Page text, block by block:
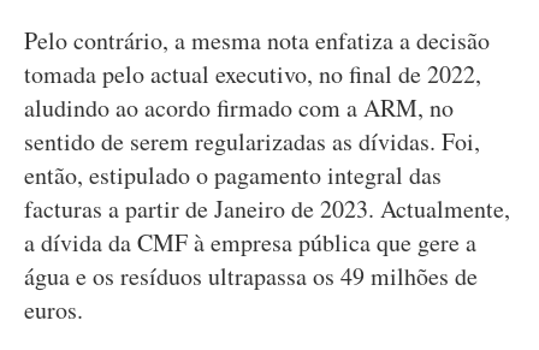
Pelo contrário, a mesma nota enfatiza a decisão
tomada pelo actual executivo, no final de 2022,
aludindo ao acordo firmado com a ARM, no
sentido de serem regularizadas as dívidas. Foi,
então, estipulado o pagamento integral das
facturas a partir de Janeiro de 2023. Actualmente,
a dívida da CMF à empresa pública que gere a
água e os resíduos ultrapassa os 49 milhões de
euros.